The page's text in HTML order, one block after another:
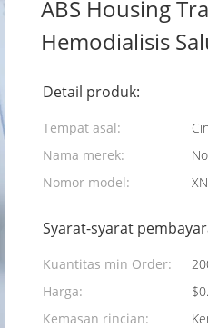
ABS Housing
Hemodialisis
Detail produk:
Tempat asal:
Nama merek:
No
Nomor model:
Syarat-syarat
Kuantitas min Order:
Harga:
Kemasan rincian: